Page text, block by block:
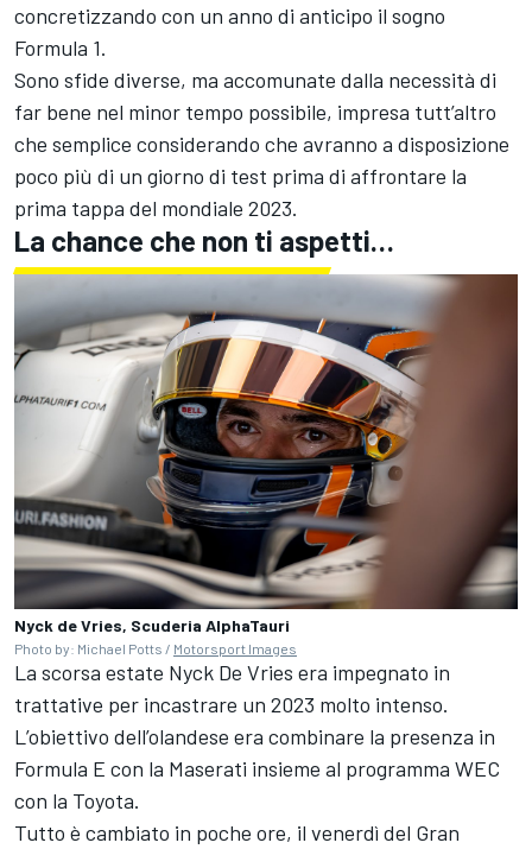
concretizzando con un anno di anticipo il sogno
Formula 1.
Sono sfide diverse, ma accomunate dalla necessità di
far bene nel minor tempo possibile, impresa tutt’altro
che semplice considerando che avranno a disposizione
poco più di un giorno di test prima di affrontare la
prima tappa del mondiale 2023.
La chance che non ti aspetti…
Nyck de Vries, Scuderia AlphaTauri
Photo by: Michael Potts / Motorsport Images
La scorsa estate Nyck De Vries era impegnato in
trattative per incastrare un 2023 molto intenso.
L’obiettivo dell’olandese era combinare la presenza in
Formula E con la Maserati insieme al programma WEC
con la Toyota.
Tutto è cambiato in poche ore, il venerdì del Gran